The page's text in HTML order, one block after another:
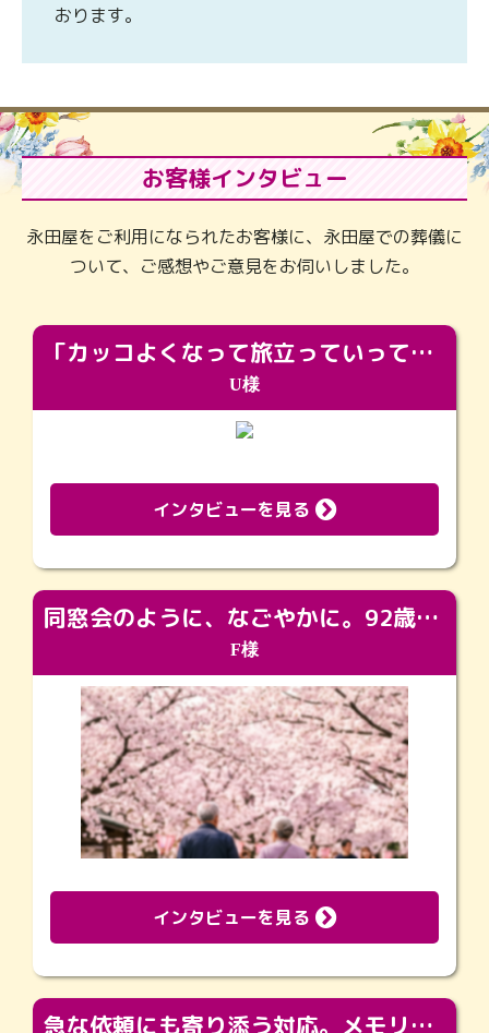
おります。
お客様インタビュー
永田屋をご利用になられたお客様に、永田屋での葬儀に
ついて、ご感想やご意見をお伺いしました。
「カッコよくなって旅立っていってくれました（笑）もっとカッコいいって言ってあげればよかったな」
U様
インタビューを見る
同窓会のように、なごやかに。92歳の旅立ちを彩った、再会と感謝の場
F様
インタビューを見る
急な依頼にも寄り添う対応。メモリアルコーナーで振り返る大切な日々